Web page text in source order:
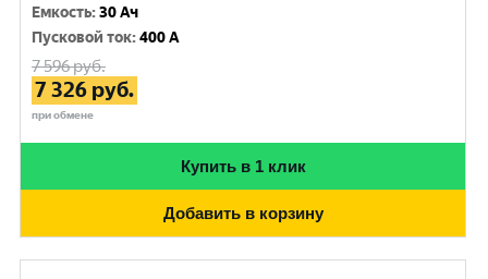
Емкость:30 Ач
Пусковой ток:400 A
7 596руб.
7 326 руб.
при обмене
Купить в 1 клик
Добавить в корзину